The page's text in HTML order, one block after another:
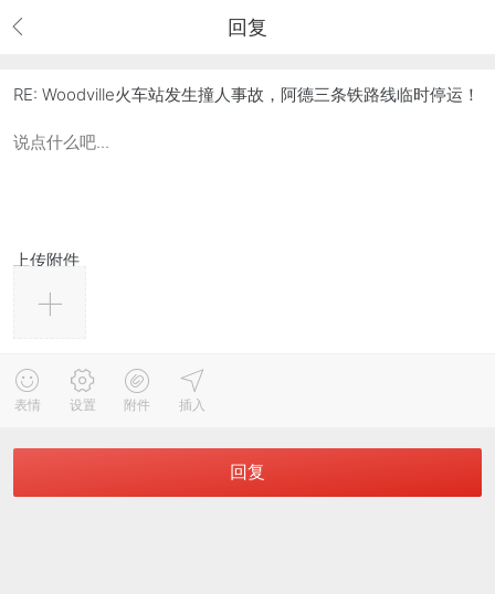
回复
RE: Woodville火车站发生撞人事故，阿德三条铁路线临时停运！
上传附件
表情 设置 附件 插入
回复